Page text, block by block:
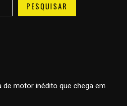
PESQUISAR
de motor inédito que chega em